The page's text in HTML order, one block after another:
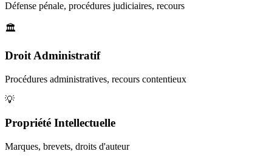
Défense pénale, procédures judiciaires, recours
🏛️
Droit Administratif
Procédures administratives, recours contentieux
💡
Propriété Intellectuelle
Marques, brevets, droits d'auteur